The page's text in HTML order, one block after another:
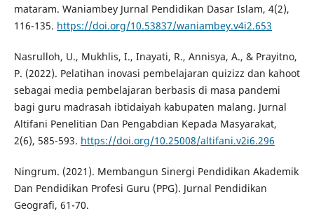
mataram. Waniambey Jurnal Pendidikan Dasar Islam, 4(2),
116-135. https://doi.org/10.53837/waniambey.v4i2.653
Nasrulloh, U., Mukhlis, I., Inayati, R., Annisya, A., & Prayitno,
P. (2022). Pelatihan inovasi pembelajaran quizizz dan kahoot
sebagai media pembelajaran berbasis di masa pandemi
bagi guru madrasah ibtidaiyah kabupaten malang. Jurnal
Altifani Penelitian Dan Pengabdian Kepada Masyarakat,
2(6), 585-593. https://doi.org/10.25008/altifani.v2i6.296
Ningrum. (2021). Membangun Sinergi Pendidikan Akademik
Dan Pendidikan Profesi Guru (PPG). Jurnal Pendidikan
Geografi, 61-70.